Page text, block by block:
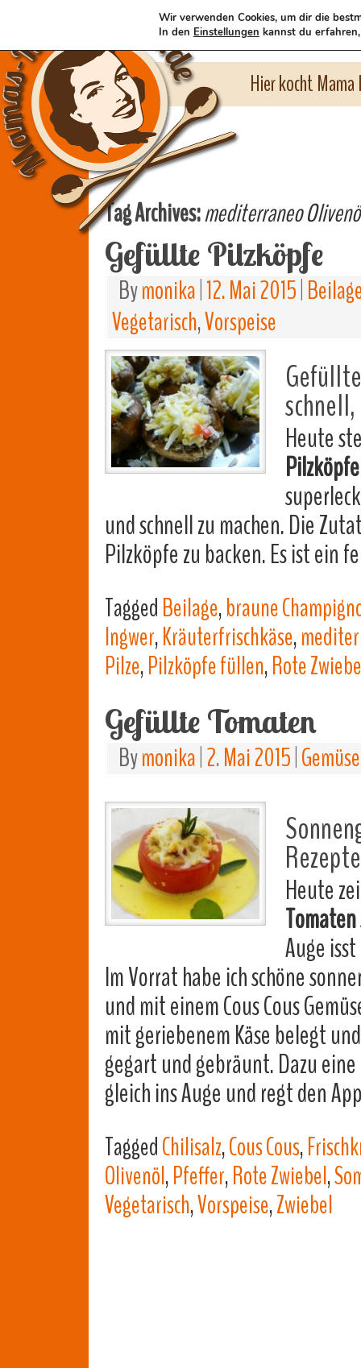
Hier kocht
Tag Archives:mediterraneo
Gefüllte Pilzköpfe
Bymonika 12. Mai 2015
Vegetarisch,Vorspeise
Heute
und schnell zu machen. Die
Pilzköpfe zu backen. Es ist ein
TaggedBeilage,braune
Ingwer,Kräuterfrischkäse,
Pilze,Pilzköpfe füllen,Rote
Gefüllte Tomaten
Bymonika 2. Mai 2015
Heute
Tomaten
Auge
Im Vorrat habe ich schöne
und mit einem Cous Cous
mit geriebenem Käse belegt
gegart und gebräunt. Dazu
gleich ins Auge und regt den
TaggedChilisalz,Cous Cous,
Olivenöl,Pfeffer,Rote Zwiebel,
Vegetarisch,Vorspeise,Zwiebel
Wir verwenden Cookies, um dir die
In den Einstellungen kannst du